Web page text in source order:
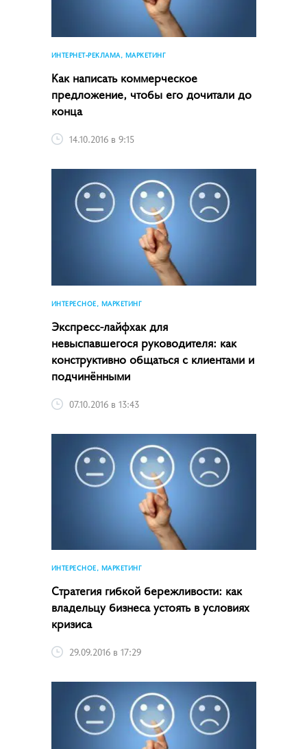
ИНТЕРНЕТ-РЕКЛАМА, МАРКЕТИНГ
Как написать коммерческое
предложение, чтобы его дочитали до
конца
14.10.2016 в 9:15
ИНТЕРЕСНОЕ, МАРКЕТИНГ
Экспресс-лайфхак для
невыспавшегося руководителя: как
конструктивно общаться с клиентами и
подчинёнными
07.10.2016 в 13:43
ИНТЕРЕСНОЕ, МАРКЕТИНГ
Стратегия гибкой бережливости: как
владельцу бизнеса устоять в условиях
кризиса
29.09.2016 в 17:29